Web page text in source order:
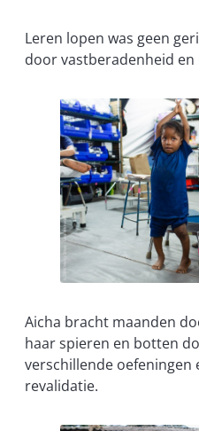
Leren lopen was geen
door vastberadenheid
Aicha bracht maanden
haar spieren en botten
verschillende oefeningen
revalidatie.